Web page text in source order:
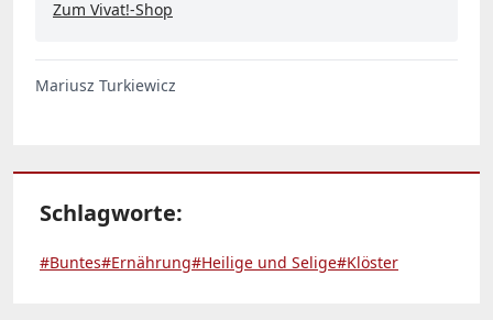
Zum Vivat!-Shop
Mariusz Turkiewicz
Schlagworte:
#Buntes#Ernährung#Heilige und Selige#Klöster